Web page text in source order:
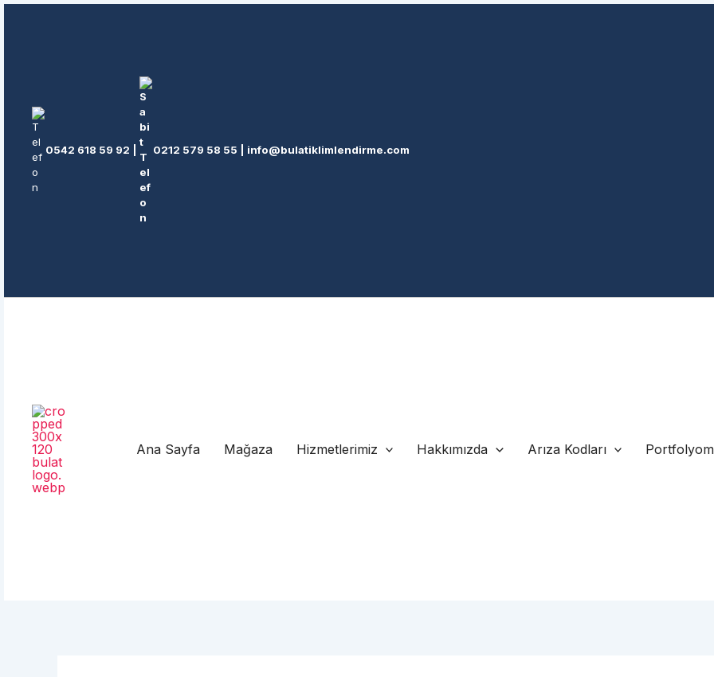
İçeriğe
0542 618 59 92 0212 579 58 55 info@bulatiklimlendirme.com
Ana Sayfa Mağaza Hizmetlerimiz Hakkımızda Arıza Kodları